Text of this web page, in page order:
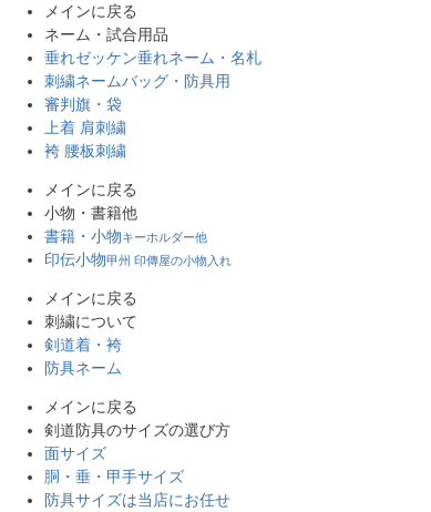
メインに戻る
ネーム・試合用品
垂れゼッケン垂れネーム・名札
刺繍ネームバッグ・防具用
審判旗・袋
上着 肩刺繍
袴 腰板刺繍
メインに戻る
小物・書籍他
書籍・小物キーホルダー他
印伝小物甲州 印傳屋の小物入れ
メインに戻る
刺繍について
剣道着・袴
防具ネーム
メインに戻る
剣道防具のサイズの選び方
面サイズ
胴・垂・甲手サイズ
防具サイズは当店にお任せ